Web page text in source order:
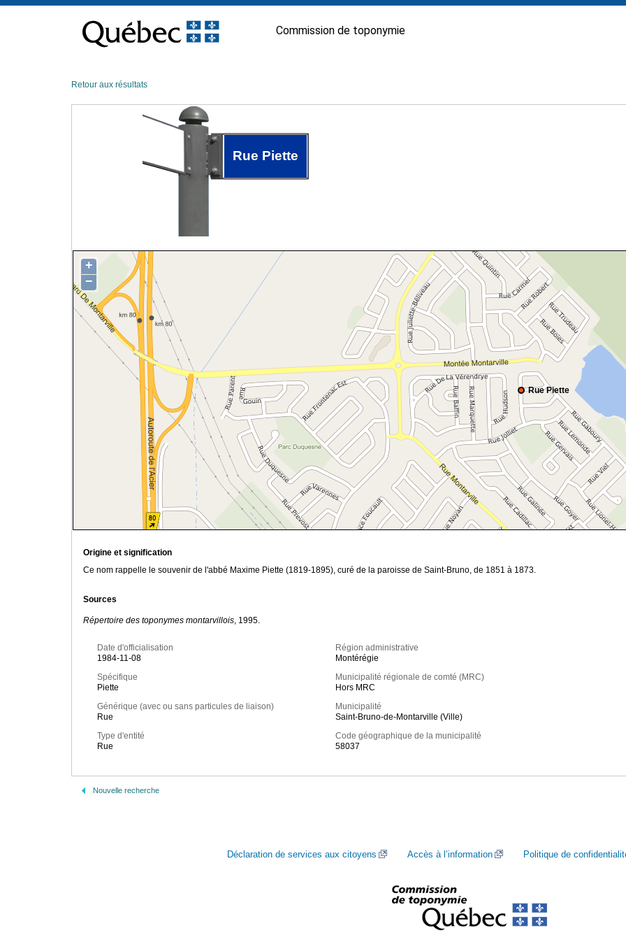
contenu
Commission de toponymie
Retour aux résultats
Rue Piette
Rue Piette
+
−
Origine et signification
Ce nom rappelle le souvenir de l'abbé Maxime Piette (1819-1895), curé de la paroisse de Saint-Bruno, de 1851 à 1873.
Sources
Répertoire des toponymes montarvillois, 1995.
Date d'officialisation
1984-11-08
Spécifique
Piette
Générique (avec ou sans particules de liaison)
Rue
Type d'entité
Rue
Région administrative
Montérégie
Municipalité régionale de comté (MRC)
Hors MRC
Municipalité
Saint-Bruno-de-Montarville (Ville)
Code géographique de la municipalité
58037
Nouvelle recherche
Déclaration de services aux citoyens Accès à l’information Politique de